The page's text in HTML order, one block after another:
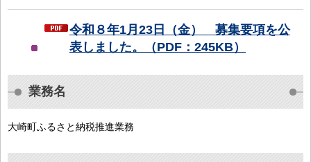
令和８年1月23日（金） 募集要項を公
表しました。（PDF：245KB）
業務名
大崎町ふるさと納税推進業務